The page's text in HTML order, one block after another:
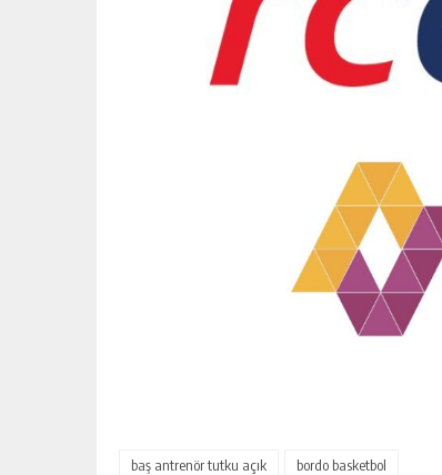
baş antrenör tutku açık bordo basketbol